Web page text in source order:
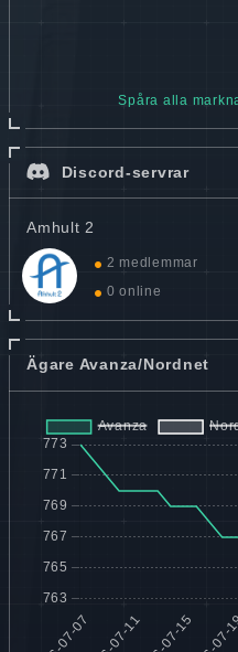
Spåra alla
Discord-servrar
Amhult 2
2 medlemmar
0 online
Ägare Avanza/Nordnet